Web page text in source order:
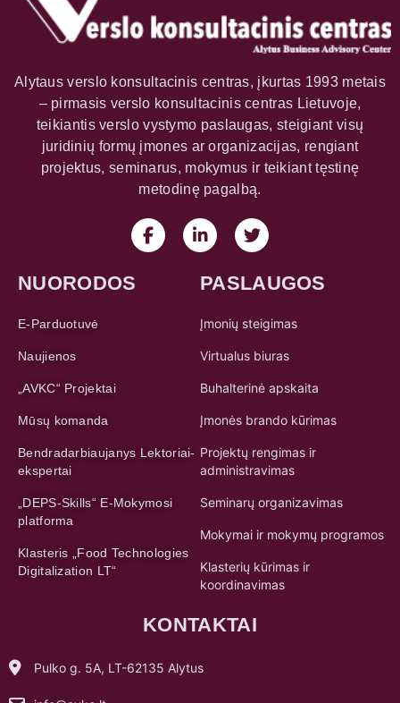
Alytaus verslo konsultacinis centras, įkurtas 1993 metais
– pirmasis verslo konsultacinis centras Lietuvoje,
teikiantis verslo vystymo paslaugas, steigiant visų
juridinių formų įmones ar organizacijas, rengiant
projektus, seminarus, mokymus ir teikiant tęstinę
metodinę pagalbą.
NUORODOS
E-Parduotuvė
Naujienos
„AVKC“ Projektai
Mūsų komanda
Bendradarbiaujanys Lektoriai-
ekspertai
„DEPS-Skills“ E-Mokymosi
platforma
Klasteris „Food Technologies
Digitalization LT“
PASLAUGOS
Įmonių steigimas
Virtualus biuras
Buhalterinė apskaita
Įmonės brando kūrimas
Projektų rengimas ir
administravimas
Seminarų organizavimas
Mokymai ir mokymų programos
Klasterių kūrimas ir
koordinavimas
KONTAKTAI
Pulko g. 5A, LT-62135 Alytus